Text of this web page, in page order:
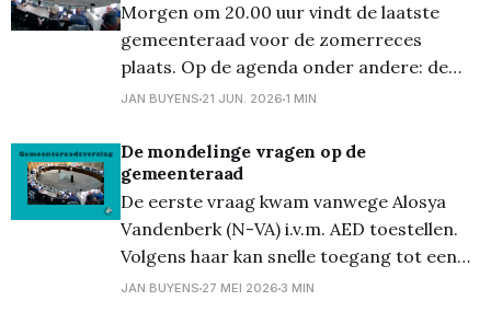
antwoordde dat er momenteel een studie
loopt omtrent
Morgen om 20.00 uur vindt de laatste
gemeenteraad voor de zomerreces
plaats. Op de agenda onder andere: de
concessie voor het organiseren van een
het OCMW van 2025 en het jaarverslag
van IVA De Adelberg. Vanwege de
oppositie zijn er slechts drie
JAN BUYENS 21 JUN. 2026 1 MIN
De mondelinge vragen op de
gemeenteraad
De eerste vraag kwam vanwege Alosya
Vandenberk (N-VA) i.v.m. AED toestellen.
Volgens haar kan snelle toegang tot een
toestel bij een hartstilstand levens redden,
JAN BUYENS 27 MEI 2026 3 MIN